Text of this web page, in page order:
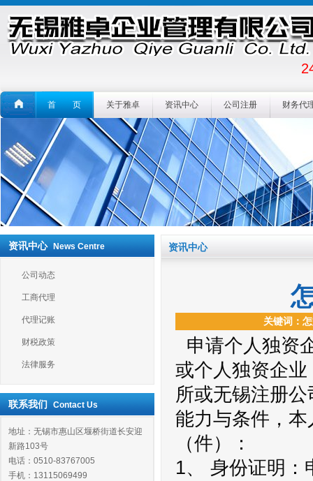
首 页 关于雅卓 资讯中心 公司注册 财务代
资讯中心 News Centre
公司动态
工商代理
代理记账
财税政策
法律服务
联系我们 Contact Us
地址：无锡市惠山区堰桥街道长安迎
新路103号
电话：0510-83767005
手机：13115069499
资讯中心
关键词：
申请个人独资
或个人独资企
所或无锡注册
能力与条件，
（件）：
1、 身份证明：